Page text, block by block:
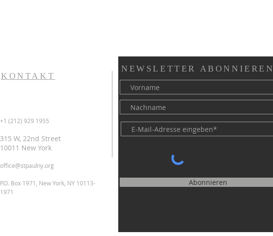
KONTAKT
+1 (212) 929 1955
315 W, 22nd Street
10011 New York
office@stpaulny.org
P.O. Box 1971, New York, NY 10113-
1971
NEWSLETTER ABONNIEREN
Abonnieren